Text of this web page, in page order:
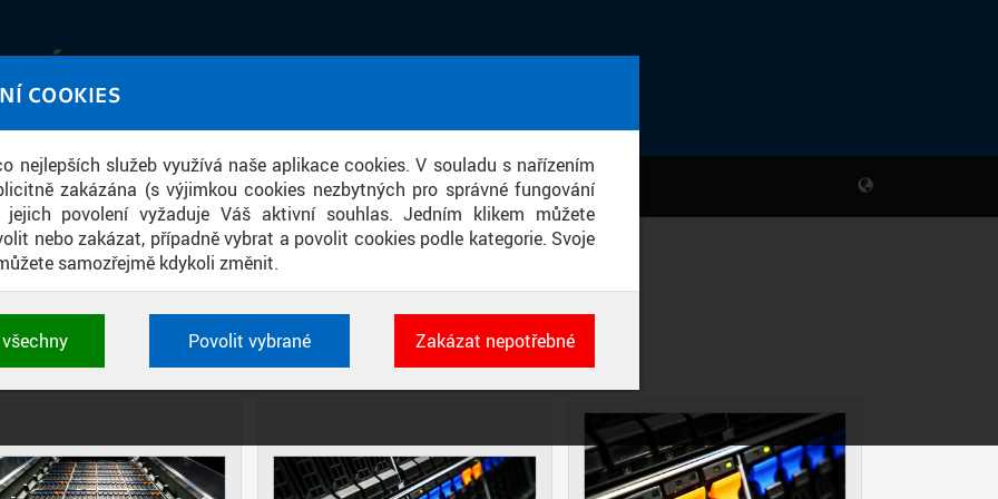
COOKIES
nejlepších služeb využívá naše aplikace cookies. V souladu s nařízením
zakázána (s výjimkou cookies nezbytných pro správné fungování
povolení vyžaduje Váš aktivní souhlas. Jedním klikem můžete
nebo zakázat, případně vybrat a povolit cookies podle kategorie. Svoje
samozřejmě kdykoli změnit.
a identifikátorů relace. Jsou nezbytné pro správné
Povolit vybrané Zakázat nepotřebné
obrazem a zvukem
VÝZKUMNÉHO CENTRA INFORMATIKY - RCI
DIAPOZITIVY DLAŽDICE